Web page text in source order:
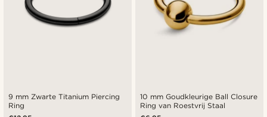
9 mm Zwarte Titanium Piercing
Ring
10 mm Goudkleurige Ball Closure
Ring van Roestvrij Staal